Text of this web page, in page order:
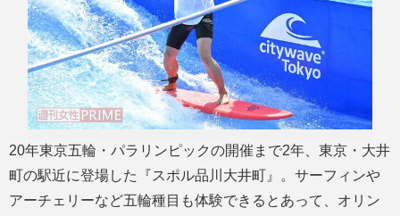
20年東京五輪・パラリンピックの開催まで2年、東京・大井
町の駅近に登場した『スポル品川大井町』。サーフィンや
アーチェリーなど五輪種目も体験できるとあって、オリン